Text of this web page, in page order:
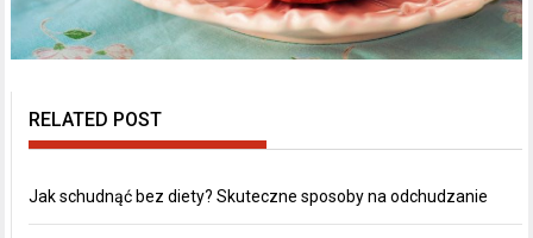
RELATED POST
Jak schudnąć bez diety? Skuteczne sposoby na odchudzanie